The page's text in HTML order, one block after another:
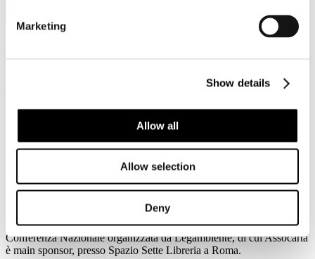
Marketing
Show details
Allow all
Allow selection
Deny
Di fronte all'incertezza rimane la certezza: dove è
secondo il Paper Industrial Deal
Direttore Generale di Assocarta, alla terza edizione del Forum
"L'Italia in Cantiere. Un clean industrial deal made in Italy", la
Conferenza Nazionale organizzata da Legambiente, di cui Assocarta
è main sponsor, presso Spazio Sette Libreria a Roma.